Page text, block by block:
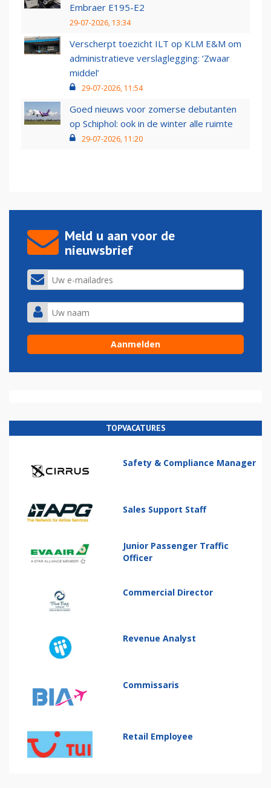
Embraer E195-E2
29-07-2026, 13:34
Verscherpt toezicht ILT op KLM E&M om
administratieve verslaglegging: ‘Zwaar
middel’
29-07-2026, 11:54
Goed nieuws voor zomerse debutanten
op Schiphol: ook in de winter alle ruimte
29-07-2026, 11:20
Meld u aan voor de
nieuwsbrief
TOPVACATURES
Safety & Compliance Manager
Sales Support Staff
Junior Passenger Traffic
Officer
Commercial Director
Revenue Analyst
Commissaris
Retail Employee